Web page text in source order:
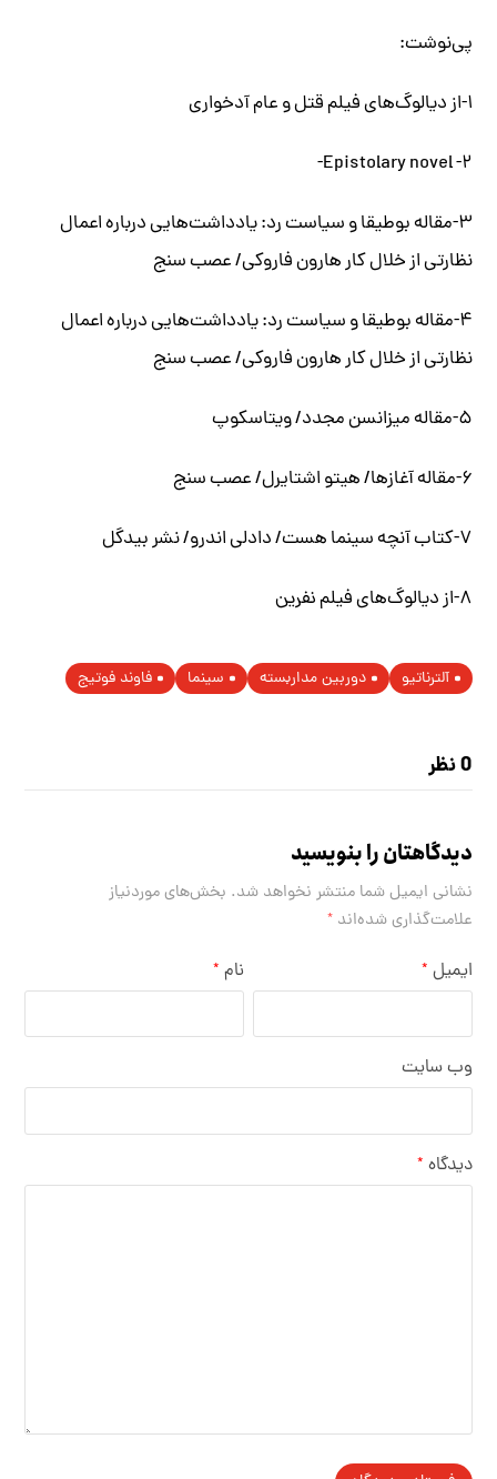
پی‌نوشت:
۱-از دیالوگ‌های فیلم قتل و عام آد‌خواری
Epistolary novel -۲-
۳-مقاله بوطیقا و سیاست رد: یادداشت‌هایی درباره اعمال
نظارتی از خلال کار هارون فاروکی/ عصب سنج
۴-مقاله بوطیقا و سیاست رد: یادداشت‌هایی درباره اعمال
نظارتی از خلال کار هارون فاروکی/ عصب سنج
۵-مقاله میزانسن مجدد/ ویتاسکوپ
۶-مقاله آغازها/ هیتو اشتایرل/ عصب سنج
۷-کتاب آنچه سینما هست/ دادلی اندرو/ نشر بیدگل
۸-از دیالوگ‌های فیلم نفرین
آلترناتیو دوربین مداربسته سینما فاوند فوتیج
0 نظر
دیدگاهتان را بنویسید
نشانی ایمیل شما منتشر نخواهد شد. بخش‌های موردنیاز
علامت‌گذاری شده‌اند*
نام * ایمیل *
وب‌ سایت
دیدگاه *